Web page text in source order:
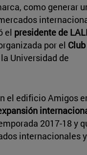
como generar
el presidente de
por el
Universidad de
el edificio Amigos
2017-18 y
internacionales y